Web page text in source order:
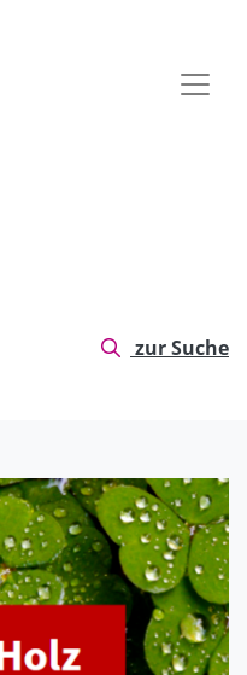
zur Suche